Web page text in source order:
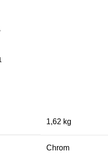
1,62 kg
Chrom